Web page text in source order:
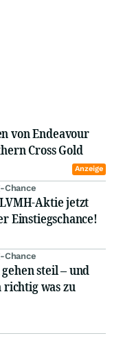
von Endeavour
Cross Gold
Anzeige
Chance
Aktie jetzt
Einstiegschance!
Chance
steil – und
was zu